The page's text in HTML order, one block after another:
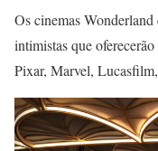
Os cinemas
intimistas que
Pixar, Marvel,